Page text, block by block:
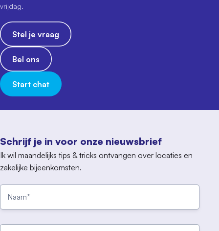
Schrijf je in voor onze nieuwsbrief
Ik wil maandelijks tips & tricks ontvangen over locaties en
zakelijke bijeenkomsten.
vrijdag.
Stel je vraag
Bel ons
Start chat